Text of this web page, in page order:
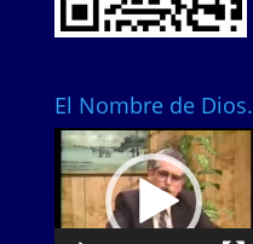
El Nombre de Dios.
Video
Player